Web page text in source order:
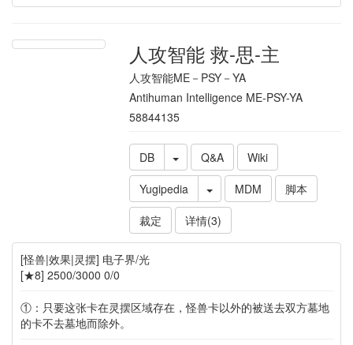
人攻智能 救-思-主
人攻智能ME－PSY－YA
Antihuman Intelligence ME-PSY-YA
58844135
DB Q&A
Wiki
Yugipedia
MDM
脚本
裁定
详情(3)
[怪兽|效果|灵摆] 电子界/光
[★8] 2500/3000 0/0
①：只要这张卡在灵摆区域存在，怪兽卡以外的被送去双方墓地
的卡不去墓地而除外。